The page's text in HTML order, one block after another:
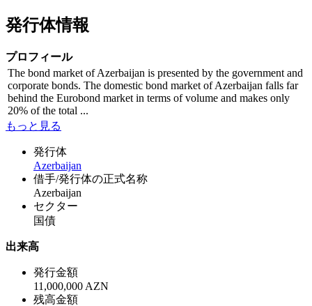
発行体情報
プロフィール
The bond market of Azerbaijan is presented by the government and
corporate bonds. The domestic bond market of Azerbaijan falls far
behind the Eurobond market in terms of volume and makes only
20% of the total ...
もっと見る
発行体
Azerbaijan
借手/発行体の正式名称
Azerbaijan
セクター
国債
出来高
発行金額
11,000,000 AZN
残高金額